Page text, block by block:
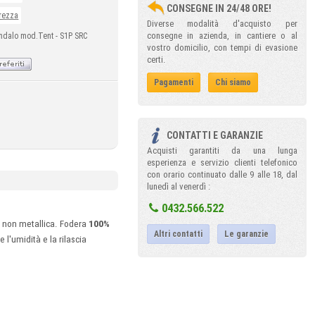
mod.Tent - S1P SRC
metallica. Fodera 100%
l'umidità e la rilascia
CONSEGNE IN 24/48 ORE!
Diverse modalità d'acquisto per
consegne in azienda, in cantiere o al
vostro domicilio, con tempi di evasione
certi.
Pagamenti Chi siamo
CONTATTI E GARANZIE
Acquisti garantiti da una lunga
esperienza e servizio clienti telefonico
con orario continuato dalle 9 alle 18, dal
lunedì al venerdì :
0432.566.522
Altri contatti Le garanzie